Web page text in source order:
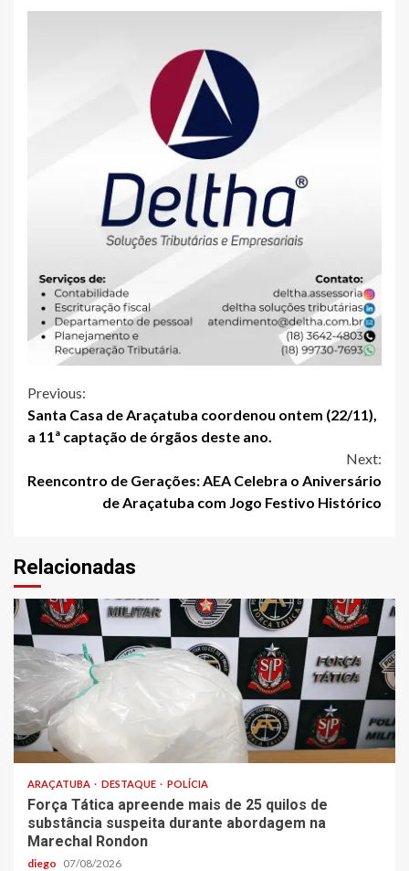
Continue
Reading
Previous:
Santa Casa de Araçatuba coordenou ontem (22/11),
a 11ª captação de órgãos deste ano.
Next:
Reencontro de Gerações: AEA Celebra o Aniversário
de Araçatuba com Jogo Festivo Histórico
Relacionadas
ARAÇATUBA DESTAQUE POLÍCIA
Força Tática apreende mais de 25 quilos de
substância suspeita durante abordagem na
Marechal Rondon
diego 07/08/2026